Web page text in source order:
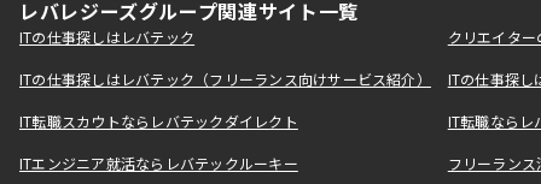
レバレジーズグループ関連サイト一覧
ITの仕事探しはレバテック クリエイタ
ITの仕事探しはレバテック（フリーランス向けサービス紹介） ITの仕事探
IT転職スカウトならレバテックダイレクト IT転職なら
ITエンジニア就活ならレバテックルーキー フリーラン